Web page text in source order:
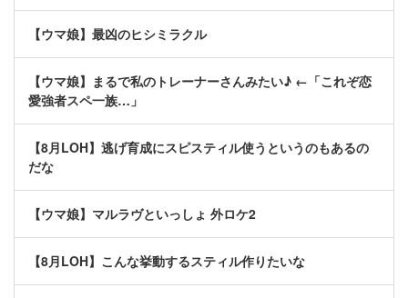
【ウマ娘】最凶のヒシミラクル
【ウマ娘】まるで私のトレーナーさんみたい♪ ←「これぞ恋
愛強者スペ一族…」
【8月LOH】逃げ育成にスピスティル使うというのもあるの
だな
【ウマ娘】マルラヴといっしょ 外ロケ2
【8月LOH】こんな挙動するスティル作りたいな